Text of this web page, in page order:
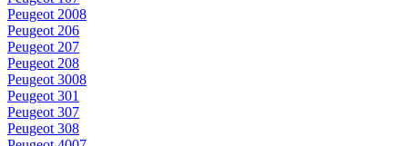
Peugeot 2008
Peugeot 206
Peugeot 207
Peugeot 208
Peugeot 3008
Peugeot 301
Peugeot 307
Peugeot 308